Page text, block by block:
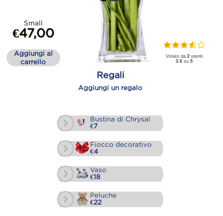
Small
€47,00
Aggiungi al
carrello
Votato da:2 utenti
3.6 su5
Regali
Aggiungi un regalo
Bustina di Chrysal
€7
Fiocco decorativo
€4
Vaso
€18
Peluche
€22